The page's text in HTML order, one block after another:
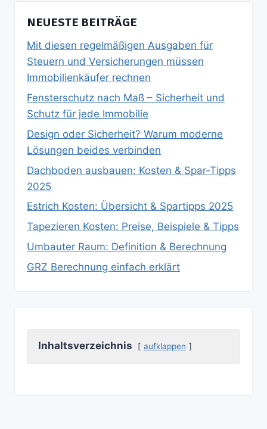
NEUESTE BEITRÄGE
Mit diesen regelmäßigen Ausgaben für
Steuern und Versicherungen müssen
Immobilienkäufer rechnen
Fensterschutz nach Maß – Sicherheit und
Schutz für jede Immobilie
Design oder Sicherheit? Warum moderne
Lösungen beides verbinden
Dachboden ausbauen: Kosten & Spar‑Tipps
2025
Estrich Kosten: Übersicht & Spartipps 2025
Tapezieren Kosten: Preise, Beispiele & Tipps
Umbauter Raum: Definition & Berechnung
GRZ Berechnung einfach erklärt
Inhaltsverzeichnis aufklappen